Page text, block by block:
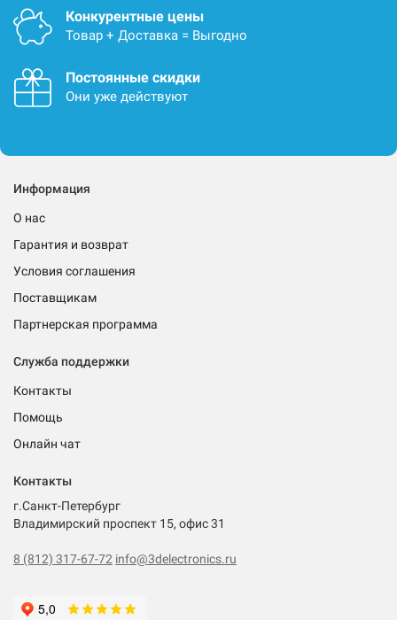
Конкурентные цены
Товар + Доставка = Выгодно
Постоянные скидки
Они уже действуют
Информация
О нас
Гарантия и возврат
Условия соглашения
Поставщикам
Партнерская программа
Служба поддержки
Контакты
Помощь
Онлайн чат
Контакты
г.Санкт-Петербург
Владимирский проспект 15, офис 31
8 (812) 317-67-72 info@3delectronics.ru